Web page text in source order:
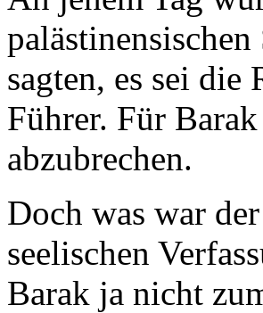
sagten, es sei
Führer. Für
abzubrechen.
Doch was war
seelischen
Barak ja nicht